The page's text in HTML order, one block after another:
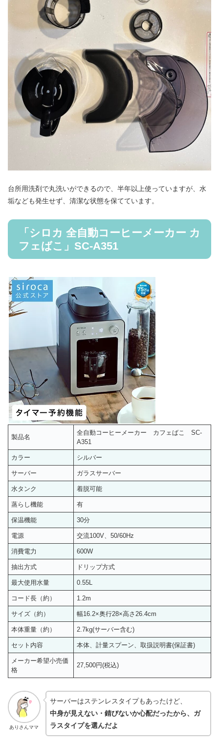
台所用洗剤で丸洗いができるので、半年以上使っていますが、水
垢なども発生せず、清潔な状態を保てています。
「シロカ 全自動コーヒーメーカー カ
フェばこ」SC-A351
製品名
全自動コーヒーメーカー カフェばこ SC-
A351
カラー シルバー
サーバー ガラスサーバー
水タンク 着脱可能
蒸らし機能 有
保温機能 30分
電源 交流100V、50/60Hz
消費電力 600W
抽出方式 ドリップ方式
最大使用水量 0.55L
コード長（約） 1.2m
サイズ（約） 幅16.2×奥行28×高さ26.4cm
本体重量（約） 2.7kg(サーバー含む)
セット内容 本体、計量スプーン、取扱説明書(保証書)
メーカー希望小売価
格
27,500円(税込)
ありさんママ
サーバーはステンレスタイプもあったけど、
中身が見えない・錆びないか心配だったから、ガ
ラスタイプを選んだよ